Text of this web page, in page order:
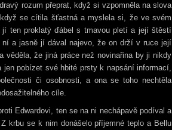
rozum přeprat, když si vzpomněla na slova
se cítila šťastná a myslela si, že ve svém
ten proklatý ďábel s tmavou pletí a její štěstí
ní a jasně jí dával najevo, že on drží v ruce její
věděla, že jiná práce než novinařina by ji nikdy
jen pobízet své hbité prsty k napsání informací,
či osobnosti, a ona se toho nechtěla
cíle.
Edwardovi, ten se na ni nechápavě podíval a
krbu se k nim donášelo příjemné teplo a Bellu